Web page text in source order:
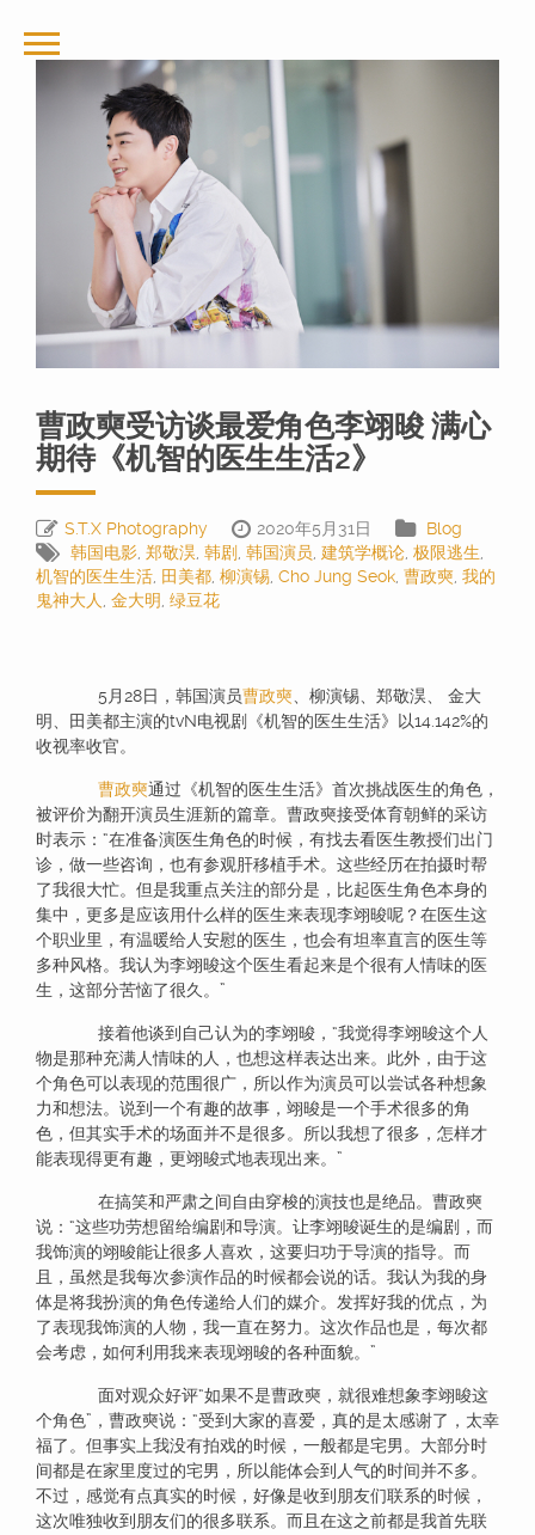
曹政奭受访谈最爱角色李翊晙 满心
期待《机智的医生生活2》
S.T.X Photography 2020年5月31日
Blog
韩国电影 郑敬淏 韩剧 韩国演员 建筑学概论 极限逃生
机智的医生生活 田美都 柳演锡 Cho Jung Seok 曹政奭 我的
鬼神大人
金大明 绿豆花
5月28日，韩国演员曹政奭 、柳演锡、郑敬淏、 金大
明、田美都主演的tvN电视剧《机智的医生生活》以14.142%的
收视率收官。
曹政奭通过《机智的医生生活》首次挑战医生的角色，
被评价为翻开演员生涯新的篇章。曹政奭接受体育朝鲜的采访
时表示：“在准备演医生角色的时候，有找去看医生教授们出门
诊，做一些咨询，也有参观肝移植手术。这些经历在拍摄时帮
了我很大忙。但是我重点关注的部分是，比起医生角色本身的
集中，更多是应该用什么样的医生来表现李翊晙呢？在医生这
个职业里，有温暖给人安慰的医生，也会有坦率直言的医生等
多种风格。我认为李翊晙这个医生看起来是个很有人情味的医
生，这部分苦恼了很久。”
接着他谈到自己认为的李翊晙，“我觉得李翊晙这个人
物是那种充满人情味的人，也想这样表达出来。此外，由于这
个角色可以表现的范围很广，所以作为演员可以尝试各种想象
力和想法。说到一个有趣的故事，翊晙是一个手术很多的角
色，但其实手术的场面并不是很多。所以我想了很多，怎样才
能表现得更有趣，更翊晙式地表现出来。”
在搞笑和严肃之间自由穿梭的演技也是绝品。曹政奭
说：“这些功劳想留给编剧和导演。让李翊晙诞生的是编剧，而
我饰演的翊晙能让很多人喜欢，这要归功于导演的指导。而
且，虽然是我每次参演作品的时候都会说的话。我认为我的身
体是将我扮演的角色传递给人们的媒介。发挥好我的优点，为
了表现我饰演的人物，我一直在努力。这次作品也是，每次都
会考虑，如何利用我来表现翊晙的各种面貌。”
面对观众好评“如果不是曹政奭，就很难想象李翊晙这
个角色”，曹政奭说：“受到大家的喜爱，真的是太感谢了，太幸
福了。但事实上我没有拍戏的时候，一般都是宅男。大部分时
间都是在家里度过的宅男，所以能体会到人气的时间并不多。
不过，感觉有点真实的时候，好像是收到朋友们联系的时候，
这次唯独收到朋友们的很多联系。而且在这之前都是我首先联